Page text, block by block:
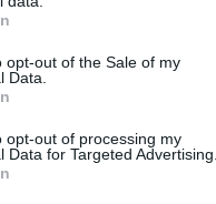
opt-out of the Sale of my
Data.
opt-out of processing my
Data for Targeted Advertising.
Modelle der Royal Oak
Karat Gelb- und
klare Kanten und
eben jenes allemal